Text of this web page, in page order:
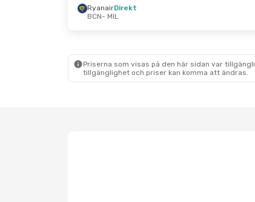
RyanairDirekt
BCN- MIL
Priserna som visas på den här sidan var
tillgänglighet och priser kan komma att ändras.